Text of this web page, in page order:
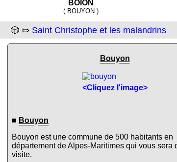
BOION
( BOUYON )
🎲 ⤇ Saint Christophe et les malandrins
Bouyon
<Cliquez l'image>
■ Bouyon
Bouyon est une commune de 500 habitants en
département de Alpes-Maritimes qui vous sera
visite.